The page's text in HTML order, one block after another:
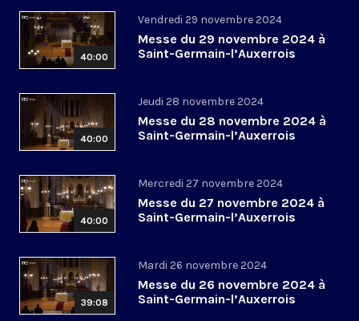
40:00
Vendredi 29 novembre 2024
Messe du 29 novembre 2024 à
Saint-Germain-l’Auxerrois
40:00
Jeudi 28 novembre 2024
Messe du 28 novembre 2024 à
Saint-Germain-l’Auxerrois
40:00
Mercredi 27 novembre 2024
Messe du 27 novembre 2024 à
Saint-Germain-l’Auxerrois
39:08
Mardi 26 novembre 2024
Messe du 26 novembre 2024 à
Saint-Germain-l’Auxerrois